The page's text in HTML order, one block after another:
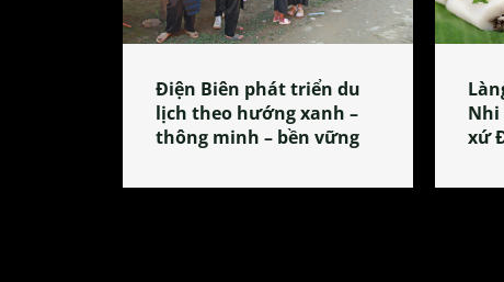
Điện Biên phát triển du
lịch theo hướng xanh –
thông minh – bền vững
Nhi
xứ